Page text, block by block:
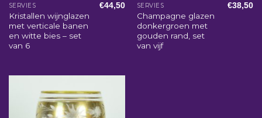
SERVIES
Kristallen wijnglazen
met verticale banen
en witte bies – set
van 6
€44,50 SERVIES
Champagne glazen
donkergroen met
gouden rand, set
van vijf
€38,50